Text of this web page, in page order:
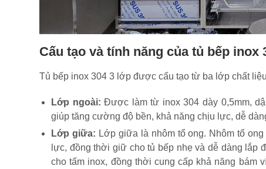
Cấu tạo và tính năng của tủ bếp inox
Tủ bếp inox 304 3 lớp được cấu tạo từ ba lớp chất
Lớp ngoài: Được làm từ inox 304 dày 0,5mm,
giúp tăng cường độ bền, khả năng chịu lực, dễ
Lớp giữa: Lớp giữa là nhôm tổ ong. Nhôm tổ
lực, đồng thời giữ cho tủ bếp nhẹ và dễ dàng lắp
cho tấm inox, đồng thời cung cấp khả năng bám